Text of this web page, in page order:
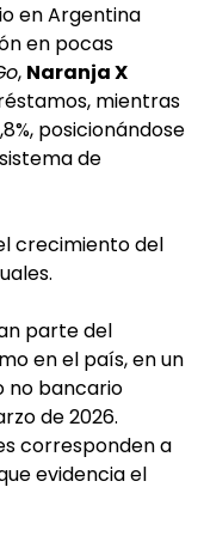
en Argentina
en pocas
, Naranja X
mientras
posicionándose
de
crecimiento del
parte del
en el país, en un
no bancario
de 2026.
corresponden a
evidencia el